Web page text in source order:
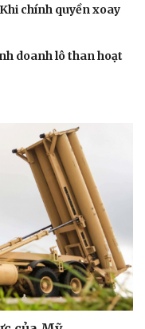
chính quyền xoay
doanh lô than hoạt